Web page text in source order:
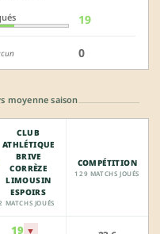
19
0
moyenne saison
CLUB
ATHLÉTIQUE
BRIVE
CORRÈZE
LIMOUSIN
ESPOIRS
MATCHS JOUÉS
COMPÉTITION
129 MATCHS JOUÉS
19 ▼